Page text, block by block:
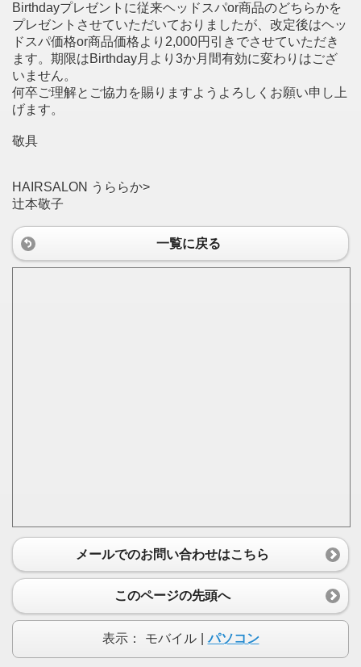
Birthdayプレゼントに従来ヘッドスパor商品のどちらかを
プレゼントさせていただいておりましたが、改定後はヘッ
ドスパ価格or商品価格より2,000円引きでさせていただき
ます。期限はBirthday月より3か月間有効に変わりはござ
いません。
何卒ご理解とご協力を賜りますようよろしくお願い申し上
げます。
敬具
HAIRSALON うららか>
辻本敬子
一覧に戻る
メールでのお問い合わせはこちら
このページの先頭へ
表示： モバイル パソコン